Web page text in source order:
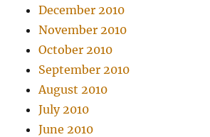
December 2010
November 2010
October 2010
September 2010
August 2010
July 2010
June 2010